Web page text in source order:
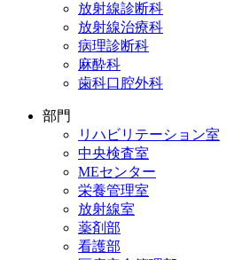
放射線診断科
放射線治療科
病理診断科
麻酔科
歯科口腔外科
部門
リハビリテーション室
中央検査室
MEセンター
栄養管理室
放射線室
薬剤部
看護部